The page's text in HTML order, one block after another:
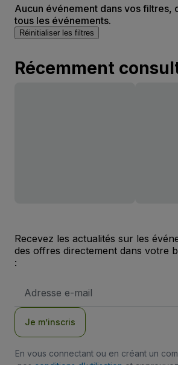
Aucun événement dans vos filtres,
tous les événements.
Réinitialiser les filtres
Récemment
Recevez les actualités sur les
des offres directement dans votre
:
e-
Je m’inscris
En vous connectant ou en créant un